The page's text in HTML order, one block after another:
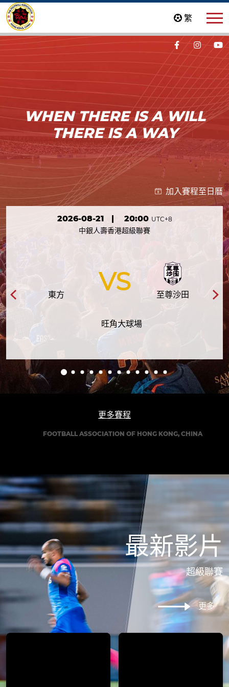
繁
FOOTBALL ASSOCIATION OF HONG KONG, CHINA
WHEN THERE IS A WILL
THERE IS A WAY
加入賽程至日曆
2026-08-21| 20:00 UTC+8
中銀人壽香港超級聯賽
VS
東方 至尊沙田
旺角大球場
更多賽程
最新影片
超級聯賽
更多